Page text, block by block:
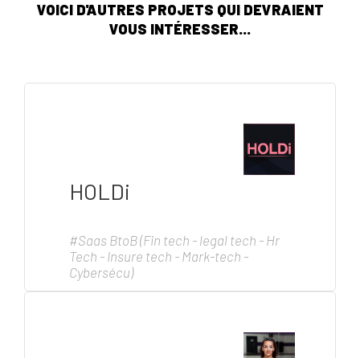
VOICI D'AUTRES PROJETS QUI DEVRAIENT
VOUS INTÉRESSER...
HOLDi
#Saas BtoB (Fin tech - legal tech - Hr
Tech - Insure tech - Mark-tech -
Cybersécu)